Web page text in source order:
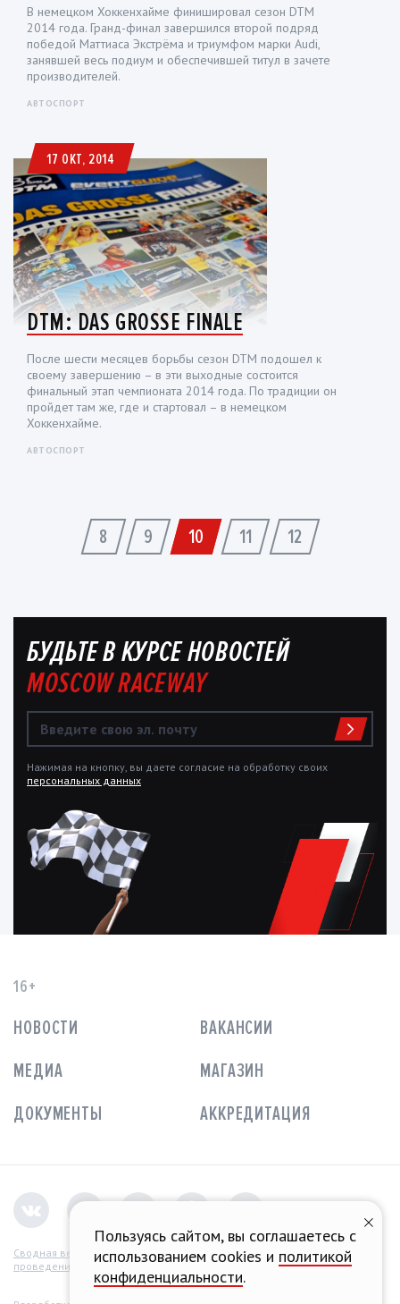
В немецком Хоккенхайме финишировал сезон DTM
2014 года. Гранд-финал завершился второй подряд
победой Маттиаса Экстрёма и триумфом марки Audi,
занявшей весь подиум и обеспечившей титул в зачете
производителей.
АВТОСПОРТ
17 ОКТ, 2014
DTM: DAS GROSSE FINALE
После шести месяцев борьбы сезон DTM подошел к
своему завершению – в эти выходные состоится
финальный этап чемпионата 2014 года. По традиции он
пройдет там же, где и стартовал – в немецком
Хоккенхайме.
АВТОСПОРТ
8 9 10 11 12
БУДЬТЕ В КУРСЕ НОВОСТЕЙ
MOSCOW RACEWAY
Нажимая на кнопку, вы даете согласие на обработку своих
персональных данных
16+
НОВОСТИ
ВАКАНСИИ
МЕДИА
МАГАЗИН
ДОКУМЕНТЫ
АККРЕДИТАЦИЯ
Сводная ведомость
проведения СОУТ
Пользуясь сайтом, вы соглашаетесь с
использованием cookies и политикой
конфиденциальности.